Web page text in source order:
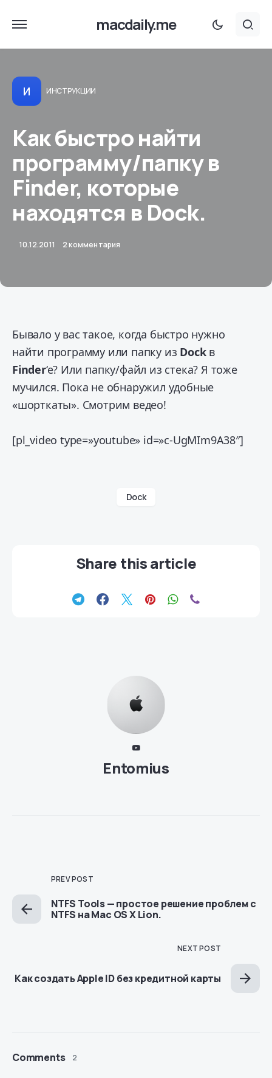
macdaily.me
И ИНСТРУКЦИИ
Как быстро найти
программу/папку в
Finder, которые
находятся в Dock.
10.12.2011 2 комментария
Бывало у вас такое, когда быстро нужно
найти программу или папку из Dockв
Finder‘e? Или папку/файл из стека? Я тоже
мучился. Пока не обнаружил удобные
«шорткаты». Смотрим ведео!
[pl_video type=»youtube» id=»c-UgMIm9A38″]
Dock
Share this article
Entomius
PREV POST
NTFS Tools — простое решение проблем с
NTFS на Mac OS X Lion.
NEXT POST
Как создать Apple ID без кредитной карты
Comments 2